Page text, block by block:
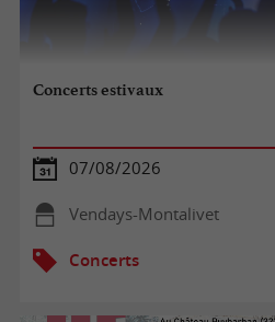
Concerts estivaux
07/08/2026
Vendays-Montalivet
Concerts